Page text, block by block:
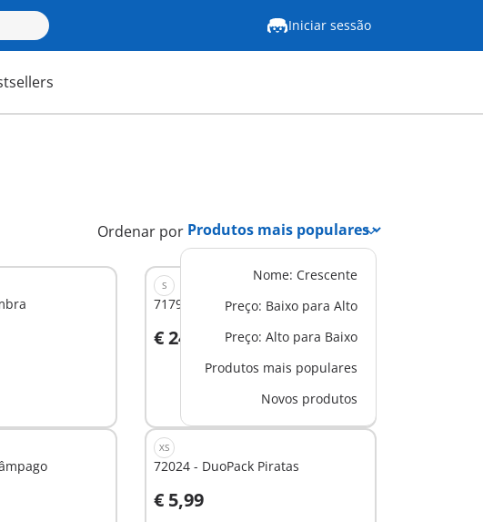
Iniciar sessão
Ordenar por
Nome: Crescente
Preço: Baixo para Alto
Preço: Alto para Baixo
Produtos mais populares
Novos produtos
S
71794 - Barco pirata com tesouro
€ 24,99
Ao carrinho
XS
72024 - DuoPack Piratas
€ 5,99
Ao carrinho